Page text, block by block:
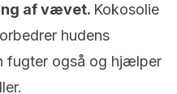
af vævet. Kokosolie
hudens
fugter også og hjælper